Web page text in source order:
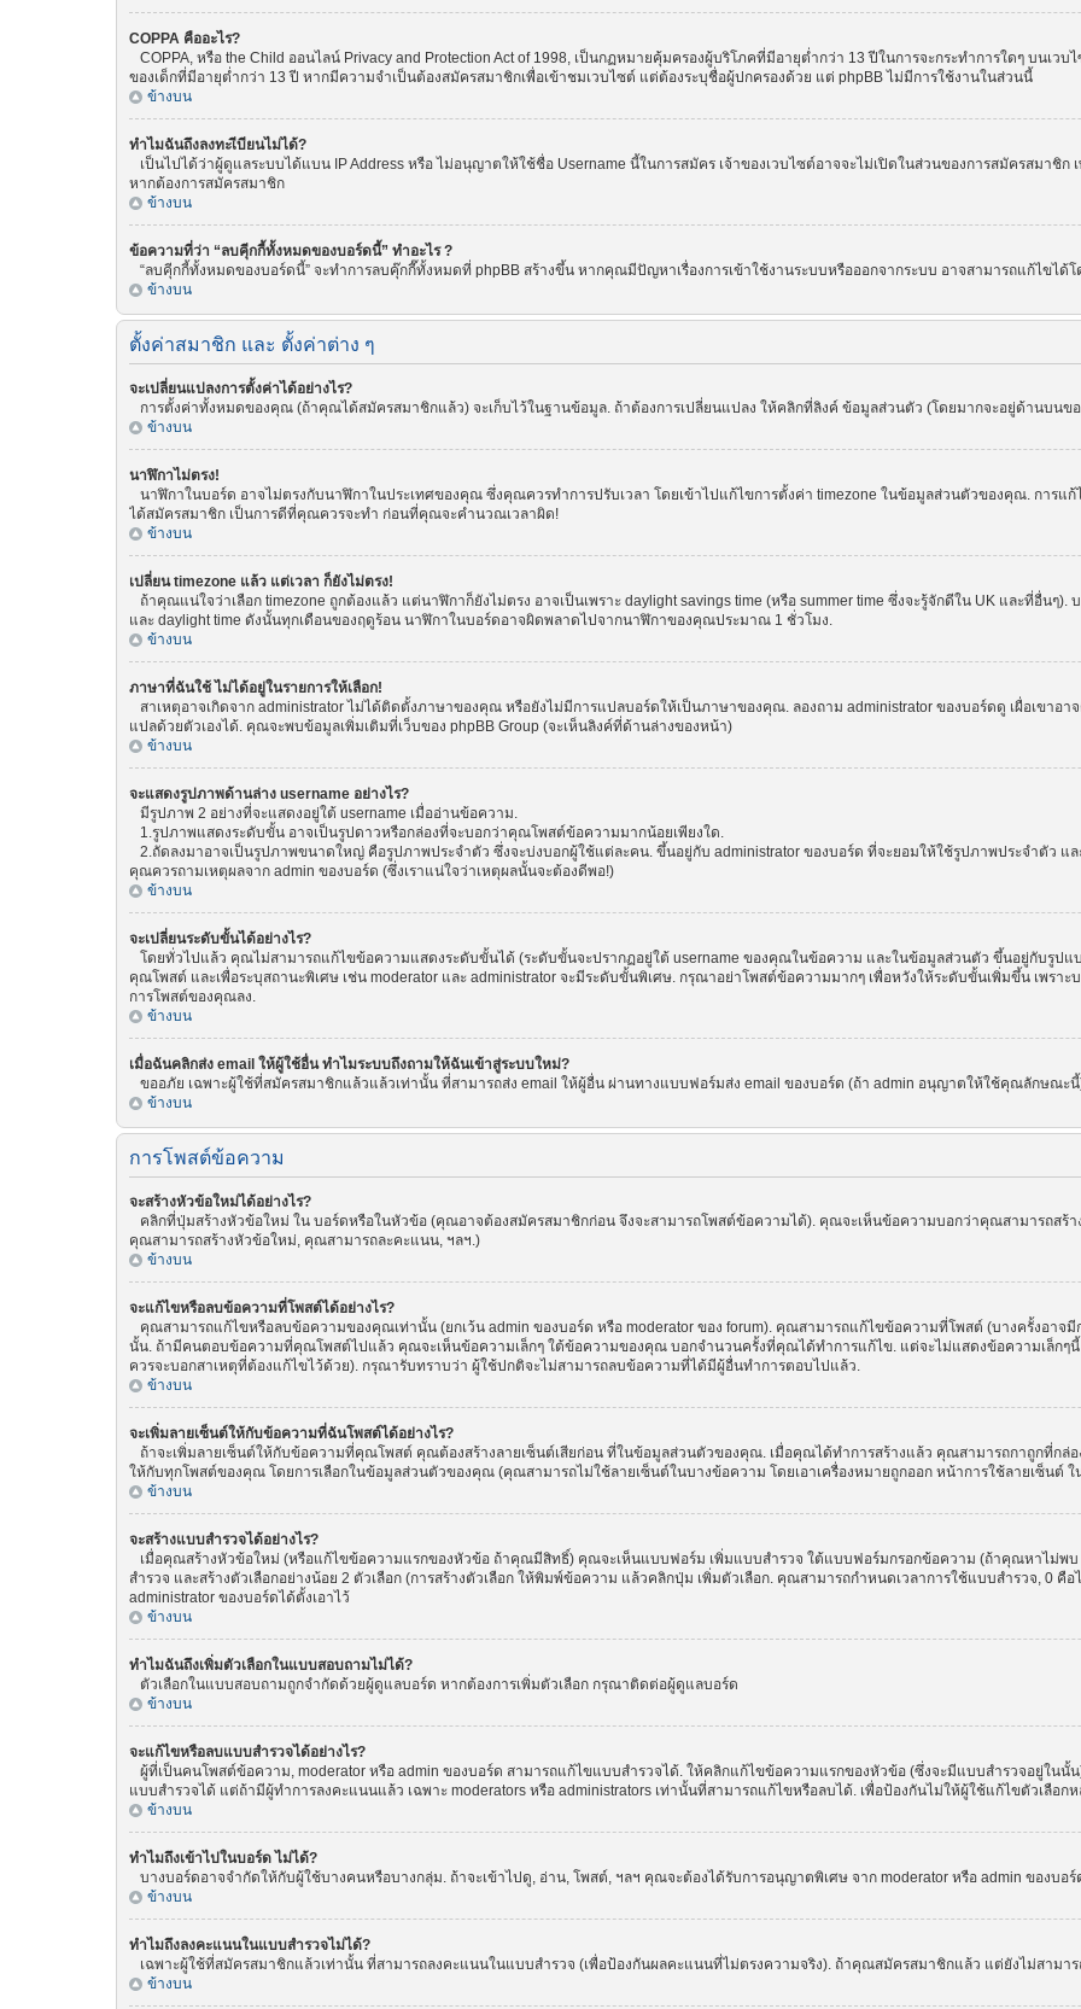
COPPA คืออะไร?
COPPA, หรือ the Child ออนไลน์ Privacy and Protection Act of 1998, เป็นกฏหมายคุ้มครองผู้บริโภคที่มีอายุต่ำกว่า 13 ปีในการจะกระทำการใดๆ บนเ
ของเด็กที่มีอายุต่ำกว่า 13 ปี หากมีความจำเป็นต้องสมัครสมาชิกเพื่อเข้าชมเวบไซต์ แต่ต้องระบุชื่อผู้ปกครองด้วย แต่ phpBB ไม่มีการใช้งานในส่วนนี้
ข้างบน
ทำไมฉันถึงลงทะเีบียนไม่ได้?
เป็นไปได้ว่าผู้ดูแลระบบได้แบน IP Address หรือ ไม่อนุญาตให้ใช้ชื่อ Username นี้ในการสมัคร เจ้าของเวบไซต์อาจจะไม่เปิดในส่วนของการสมัครสมาชิ
หากต้องการสมัครสมาชิก
ข้างบน
ข้อความที่ว่า “ลบคุีกกี้ทั้งหมดของบอร์ดนี้” ทำอะไร ?
“ลบคุีกกี้ทั้งหมดของบอร์ดนี้” จะทำการลบคุ๊กกี๊ทั้งหมดที่ phpBB สร้างขึ้น หากคุณมีปัญหาเรื่องการเข้าใช้งานระบบหรือออกจากระบบ อาจสามารถแก้ไขได้
ข้างบน
ตั้งค่าสมาชิก และ ตั้งค่าต่าง ๆ
จะเปลี่ยนแปลงการตั้งค่าได้อย่างไร?
การตั้งค่าทั้งหมดของคุณ (ถ้าคุณได้สมัครสมาชิกแล้ว) จะเก็บไว้ในฐานข้อมูล. ถ้าต้องการเปลี่ยนแปลง ให้คลิกที่ลิงค์ ข้อมูลส่วนตัว (โดยมากจะอยู่ด้านบน
ข้างบน
นาฬิกาไม่ตรง!
นาฬิกาในบอร์ด อาจไม่ตรงกับนาฬิกาในประเทศของคุณ ซึ่งคุณควรทำการปรับเวลา โดยเข้าไปแก้ไขการตั้งค่า timezone ในข้อมูลส่วนตัวของคุณ. การแ
ได้สมัครสมาชิก เป็นการดีที่คุณควรจะทำ ก่อนที่คุณจะคำนวณเวลาผิด!
ข้างบน
เปลี่ยน timezone แล้ว แต่เวลา ก็ยังไม่ตรง!
ถ้าคุณแน่ใจว่าเลือก timezone ถูกต้องแล้ว แต่นาฬิกาก็ยังไม่ตรง อาจเป็นเพราะ daylight savings time (หรือ summer time ซึ่งจะรู้จักดีใน UK และที่อื่นๆ
และ daylight time ดังนั้นทุกเดือนของฤดูร้อน นาฬิกาในบอร์ดอาจผิดพลาดไปจากนาฬิกาของคุณประมาณ 1 ชั่วโมง.
ข้างบน
ภาษาที่ฉันใช้ ไม่ได้อยู่ในรายการให้เลือก!
สาเหตุอาจเกิดจาก administrator ไม่ได้ติดตั้งภาษาของคุณ หรือยังไม่มีการแปลบอร์ดให้เป็นภาษาของคุณ. ลองถาม administrator ของบอร์ดดู เผื่อเขา
แปลด้วยตัวเองได้. คุณจะพบข้อมูลเพิ่มเติมที่เว็บของ phpBB Group (จะเห็นลิงค์ที่ด้านล่างของหน้า)
ข้างบน
จะแสดงรูปภาพด้านล่าง username อย่างไร?
มีรูปภาพ 2 อย่างที่จะแสดงอยู่ใต้ username เมื่ออ่านข้อความ.
1.รูปภาพแสดงระดับขั้น อาจเป็นรูปดาวหรือกล่องที่จะบอกว่าคุณโพสต์ข้อความมากน้อยเพียงใด.
2.ถัดลงมาอาจเป็นรูปภาพขนาดใหญ่ คือรูปภาพประจำตัว ซึ่งจะบ่งบอกผู้ใช้แต่ละคน. ขึ้นอยู่กับ administrator ของบอร์ด ที่จะยอมให้ใช้รูปภาพประจำตัว แ
คุณควรถามเหตุผลจาก admin ของบอร์ด (ซึ่งเราแน่ใจว่าเหตุผลนั้นจะต้องดีพอ!)
ข้างบน
จะเปลี่ยนระดับขั้นได้อย่างไร?
โดยทั่วไปแล้ว คุณไม่สามารถแก้ไขข้อความแสดงระดับขั้นได้ (ระดับขั้นจะปรากฏอยู่ใต้ username ของคุณในข้อความ และในข้อมูลส่วนตัว ขึ้นอยู่กับรูป
คุณโพสต์ และเพื่อระบุสถานะพิเศษ เช่น moderator และ administrator จะมีระดับขั้นพิเศษ. กรุณาอย่าโพสต์ข้อความมากๆ เพื่อหวังให้ระดับขั้นเพิ่มขึ้น เพรา
การโพสต์ของคุณลง.
ข้างบน
เมื่อฉันคลิกส่ง email ให้ผู้ใช้อื่น ทำไมระบบถึงถามให้ฉันเข้าสู่ระบบใหม่?
ขออภัย เฉพาะผู้ใช้ที่สมัครสมาชิกแล้วแล้วเท่านั้น ที่สามารถส่ง email ให้ผู้อื่น ผ่านทางแบบฟอร์มส่ง email ของบอร์ด (ถ้า admin อนุญาตให้ใช้คุณลักษณะนี้
ข้างบน
การโพสต์ข้อความ
จะสร้างหัวข้อใหม่ได้อย่างไร?
คลิกที่ปุ่มสร้างหัวข้อใหม่ ใน บอร์ดหรือในหัวข้อ (คุณอาจต้องสมัครสมาชิกก่อน จึงจะสามารถโพสต์ข้อความได้). คุณจะเห็นข้อความบอกว่าคุณสามารถสร้
คุณสามารถสร้างหัวข้อใหม่, คุณสามารถละคะแนน, ฯลฯ.)
ข้างบน
จะแก้ไขหรือลบข้อความที่โพสต์ได้อย่างไร?
คุณสามารถแก้ไขหรือลบข้อความของคุณเท่านั้น (ยกเว้น admin ของบอร์ด หรือ moderator ของ forum). คุณสามารถแก้ไขข้อความที่โพสต์ (บางครั้งอาจ
นั้น. ถ้ามีคนตอบข้อความที่คุณโพสต์ไปแล้ว คุณจะเห็นข้อความเล็กๆ ใต้ข้อความของคุณ บอกจำนวนครั้งที่คุณได้ทำการแก้ไข. แต่จะไม่แสดงข้อความเล็กๆนี้
ควรจะบอกสาเหตุที่ต้องแก้ไขไว้ด้วย). กรุณารับทราบว่า ผู้ใช้ปกติจะไม่สามารถลบข้อความที่ได้มีผู้อื่นทำการตอบไปแล้ว.
ข้างบน
จะเพิ่มลายเซ็นต์ให้กับข้อความที่ฉันโพสต์ได้อย่างไร?
ถ้าจะเพิ่มลายเซ็นต์ให้กับข้อความที่คุณโพสต์ คุณต้องสร้างลายเซ็นต์เสียก่อน ที่ในข้อมูลส่วนตัวของคุณ. เมื่อคุณได้ทำการสร้างแล้ว คุณสามารถกาถูกที่กล่
ให้กับทุกโพสต์ของคุณ โดยการเลือกในข้อมูลส่วนตัวของคุณ (คุณสามารถไม่ใช้ลายเซ็นต์ในบางข้อความ โดยเอาเครื่องหมายถูกออก หน้าการใช้ลายเซ็นต์
ข้างบน
จะสร้างแบบสำรวจได้อย่างไร?
เมื่อคุณสร้างหัวข้อใหม่ (หรือแก้ไขข้อความแรกของหัวข้อ ถ้าคุณมีสิทธิ์) คุณจะเห็นแบบฟอร์ม เพิ่มแบบสำรวจ ใต้แบบฟอร์มกรอกข้อความ (ถ้าคุณหาไม่พ
สำรวจ และสร้างตัวเลือกอย่างน้อย 2 ตัวเลือก (การสร้างตัวเลือก ให้พิมพ์ข้อความ แล้วคลิกปุ่ม เพิ่มตัวเลือก. คุณสามารถกำหนดเวลาการใช้แบบสำรวจ, 0 คื
administrator ของบอร์ดได้ตั้งเอาไว้
ข้างบน
ทำไมฉันถึงเพิ่มตัวเลือกในแบบสอบถามไม่ได้?
ตัวเลือกในแบบสอบถามถูกจำกัดด้วยผู้ดูแลบอร์ด หากต้องการเพิ่มตัวเลือก กรุณาติดต่อผู้ดูแลบอร์ด
ข้างบน
จะแก้ไขหรือลบแบบสำรวจได้อย่างไร?
ผู้ที่เป็นคนโพสต์ข้อความ, moderator หรือ admin ของบอร์ด สามารถแก้ไขแบบสำรวจได้. ให้คลิกแก้ไขข้อความแรกของหัวข้อ (ซึ่งจะมีแบบสำรวจอยู่ในนั้
แบบสำรวจได้ แต่ถ้ามีผู้ทำการลงคะแนนแล้ว เฉพาะ moderators หรือ administrators เท่านั้นที่สามารถแก้ไขหรือลบได้. เพื่อป้องกันไม่ให้ผู้ใช้แก้ไขตัวเลือก
ข้างบน
ทำไมถึงเข้าไปในบอร์ด ไม่ได้?
บางบอร์ดอาจจำกัดให้กับผู้ใช้บางคนหรือบางกลุ่ม. ถ้าจะเข้าไปดู, อ่าน, โพสต์, ฯลฯ คุณจะต้องได้รับการอนุญาตพิเศษ จาก moderator หรือ admin ของบ
ข้างบน
ทำไมถึงลงคะแนนในแบบสำรวจไม่ได้?
เฉพาะผู้ใช้ที่สมัครสมาชิกแล้วเท่านั้น ที่สามารถลงคะแนนในแบบสำรวจ (เพื่อป้องกันผลคะแนนที่ไม่ตรงความจริง). ถ้าคุณสมัครสมาชิกแล้ว แต่ยังไม่สาม
ข้างบน